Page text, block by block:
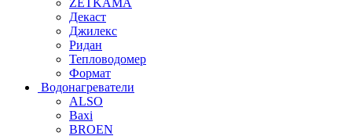
Декаст
Джилекс
Ридан
Тепловодомер
Формат
Водонагреватели
ALSO
Baxi
BROEN